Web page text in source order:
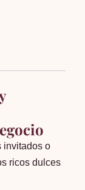
invitados o
ricos dulces